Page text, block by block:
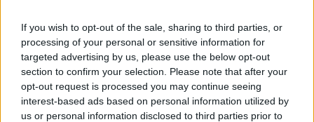
If you wish to opt-out of the sale, sharing to third parties, or
processing of your personal or sensitive information for
targeted advertising by us, please use the below opt-out
section to confirm your selection. Please note that after your
opt-out request is processed you may continue seeing
interest-based ads based on personal information utilized by
us or personal information disclosed to third parties prior to
Dandy Days: Arezzo celebra lo stile e l'eleganza
Alla Petrarca il titolo toscano di Gymnaestrada
A spasso con Tiziano dove "La vita è bella"